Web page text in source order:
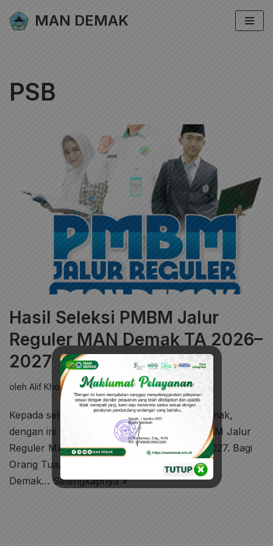
Lompat
MAN DEMAK
PSB
Hasil Seleksi PMBM Jalur
Reguler MAN Demak TA 2026–
2027
oleh Alif Khoirul Umam Pengumuman
Kepada seluruh Calon Murid Baru MAN Demak,
dengan ini kami umumkan Hasil seleksi PMBM Jalur
Reguler MAN Demak Tahun Ajaran 2026–2027. Bagi
Orang Tua/ Wali Calon Murid Baru MAN
Demak…Selengkapnya »